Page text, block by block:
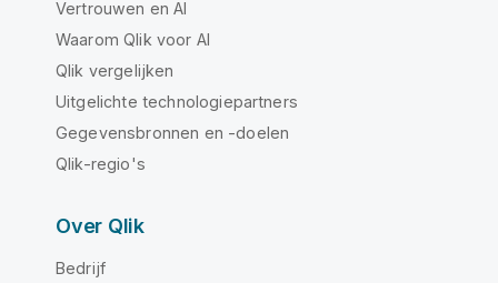
Vertrouwen en AI
Waarom Qlik voor AI
Qlik vergelijken
Uitgelichte technologiepartners
Gegevensbronnen en -doelen
Qlik-regio's
Over Qlik
Bedrijf